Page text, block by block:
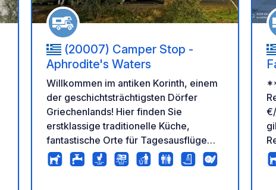
(20007) Camper Stop -
Aphrodite's Waters
Willkommen im antiken Korinth, einem
der geschichtsträchtigsten Dörfer
Griechenlands! Hier finden Sie
erstklassige traditionelle Küche,
fantastische Orte für Tagesausflüge
und vor allem griechische
Gastfreundschaft!! Der
€/